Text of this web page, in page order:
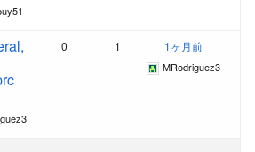
0 1 1ヶ月前
MRodriguez3